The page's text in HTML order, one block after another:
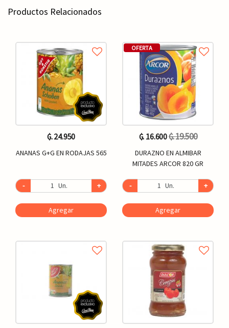
Productos Relacionados
₲. 24.950
ANANAS G+G EN RODAJAS 565
- Un. +
Agregar
OFERTA
₲. 16.600₲. 19.500
DURAZNO EN ALMIBAR
MITADES ARCOR 820 GR
- Un. +
Agregar